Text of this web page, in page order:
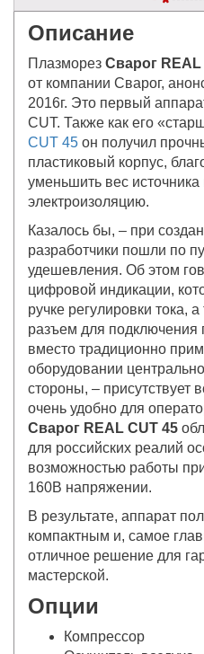
Описание
Плазморез Сварог REAL
от компании Сварог,
2016г. Это первый
CUT. Также как его
CUT 45 он получил
пластиковый корпус,
уменьшить вес источника
электроизоляцию.
Казалось бы, – при
разработчики пошли по
удешевления. Об этом
цифровой индикации,
ручке регулировки тока,
разъем для подключения
вместо традиционно
оборудовании
стороны, – присутствует
очень удобно для
Сварог REAL CUT 45
для российских реалий
возможностью работы
160В напряжении.
В результате, аппарат
компактным и, самое
отличное решение для
мастерской.
Опции
Компрессор